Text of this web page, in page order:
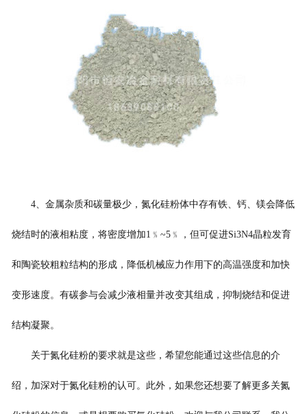
4、金属杂质和碳量极少，氮化硅粉体中存有铁、钙、镁会降低
烧结时的液相粘度，将密度增加1﹪~5﹪，但可促进Si3N4晶粒发育
和陶瓷较粗粒结构的形成，降低机械应力作用下的高温强度和加快
变形速度。有碳参与会减少液相量并改变其组成，抑制烧结和促进
结构凝聚。
关于氮化硅粉的要求就是这些，希望您能通过这些信息的介
绍，加深对于氮化硅粉的认可。此外，如果您还想要了解更多关氮